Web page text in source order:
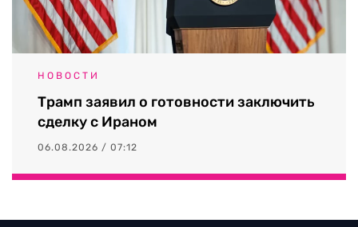
НОВОСТИ
Трамп заявил о готовности заключить
сделку с Ираном
06.08.2026 / 07:12